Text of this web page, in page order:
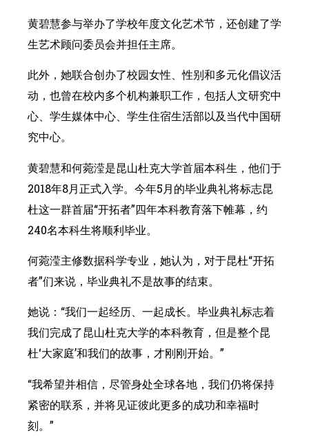
黄碧慧参与举办了学校年度文化艺术节，还创建了学
生艺术顾问委员会并担任主席。
此外，她联合创办了校园女性、性别和多元化倡议活
动，也曾在校内多个机构兼职工作，包括人文研究中
心、学生媒体中心、学生住宿生活部以及当代中国研
究中心。
黄碧慧和何菀滢是昆山杜克大学首届本科生，他们于
2018年8月正式入学。今年5月的毕业典礼将标志昆
杜这一群首届“开拓者”四年本科教育落下帷幕，约
240名本科生将顺利毕业。
何菀滢主修数据科学专业，她认为，对于昆杜“开拓
者”们来说，毕业典礼不是故事的结束。
她说：“我们一起经历、一起成长。毕业典礼标志着
我们完成了昆山杜克大学的本科教育，但是整个昆
杜‘大家庭’和我们的故事，才刚刚开始。”
“我希望并相信，尽管身处全球各地，我们仍将保持
紧密的联系，并将见证彼此更多的成功和幸福时
刻。”